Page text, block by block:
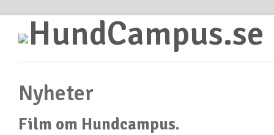
Nyheter
Film om Hundcampus.